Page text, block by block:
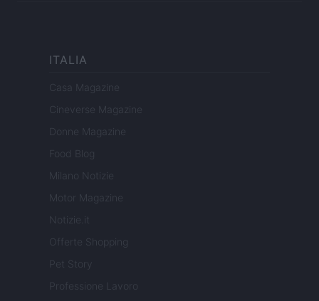
ITALIA
Casa Magazine
Cineverse Magazine
Donne Magazine
Food Blog
Milano Notizie
Motor Magazine
Notizie.it
Offerte Shopping
Pet Story
Professione Lavoro